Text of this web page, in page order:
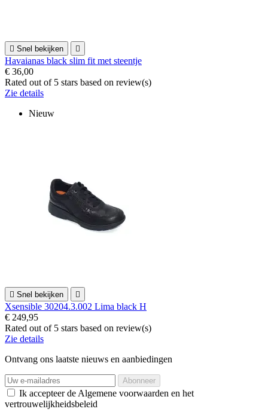
 Snel bekijken 
Havaianas black slim fit met steentje
€ 36,00
Rated out of 5 stars based on review(s)
Zie details
Nieuw
 Snel bekijken 
Xsensible 30204.3.002 Lima black H
€ 249,95
Rated out of 5 stars based on review(s)
Zie details
Ontvang ons laatste nieuws en aanbiedingen
Ik accepteer de Algemene voorwaarden en het
vertrouwelijkheidsbeleid